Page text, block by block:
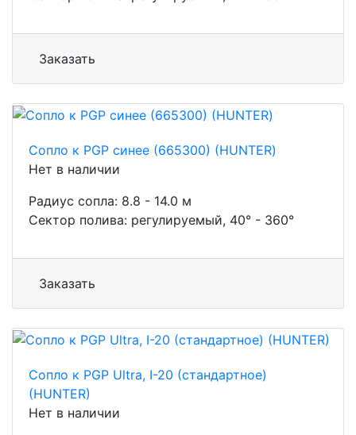
Заказать
Сопло к PGP синее (665300) (HUNTER)
Нет в наличии
Радиус сопла: 8.8 - 14.0 м
Сектор полива: регулируемый, 40° - 360°
Заказать
Сопло к PGP Ultra, I-20 (стандартное)
(HUNTER)
Нет в наличии